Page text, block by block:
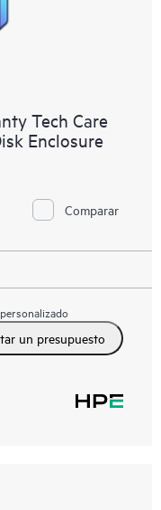
Tech Care
Enclosure
Comparar
un presupuesto